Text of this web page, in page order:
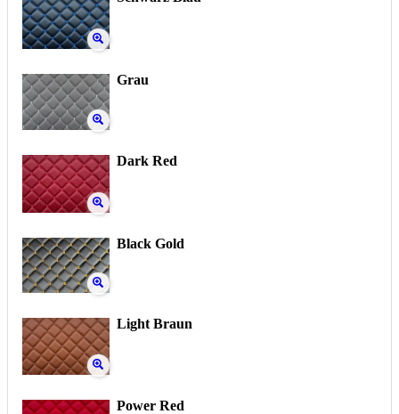
Grau
Dark Red
Black Gold
Light Braun
Power Red